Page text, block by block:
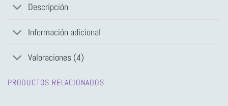
Descripción
Información adicional
Valoraciones (4)
PRODUCTOS RELACIONADOS